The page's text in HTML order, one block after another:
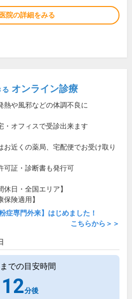
院の詳細をみる
る オンライン診療
熱や風邪などの体調不良に
・オフィスで受診出来ます
お近くの薬局、宅配便でお受け取り
可証・診断書も発行可
休日・全国エリア】
保険適用】
症専門外来】はじめました！
こちらから＞＞
での目安時間
12分後